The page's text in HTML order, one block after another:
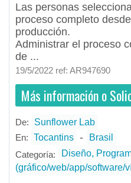
Las personas
proceso completo
producción.
Administrar el proceso
de ...
19/5/2022 ref: AR947690
Más información o
De: Sunflower Lab
En: Tocantins -
Brasil
Categoría:
Diseño,
(gráfico/web/app/software/